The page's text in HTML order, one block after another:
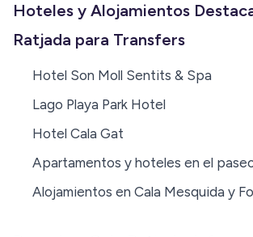
Hoteles y Alojamientos
Ratjada para Transfers
Hotel Son Moll Sentits & Spa
Lago Playa Park Hotel
Hotel Cala Gat
Apartamentos y hoteles en el
Alojamientos en Cala Mesquida y